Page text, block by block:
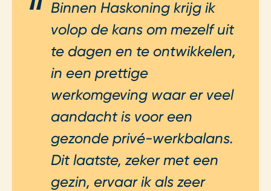
Binnen Haskoning krijg ik
volop de kans om mezelf uit
te dagen en te ontwikkelen,
in een prettige
werkomgeving waar er veel
aandacht is voor een
gezonde privé-werkbalans.
Dit laatste, zeker met een
gezin, ervaar ik als zeer